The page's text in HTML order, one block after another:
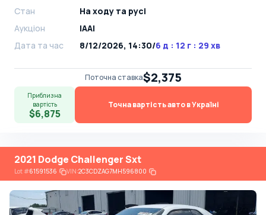
Стан
На ​​ходу та русі
Аукціон
IAAI
Дата та час
8/12/2026, 14:30/6 д : 12 г : 29 хв
Поточна ставка$2,375
Приблизна
вартість
$6,875
Точна вартість авто в Україні
2021 Dodge Challenger Sxt
Lot#61591536 VIN:2C3CDZAG7MH596800